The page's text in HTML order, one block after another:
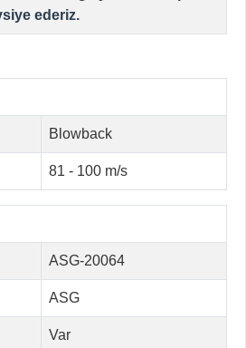
ederiz.
Blowback
81 - 100 m/s
ASG-20064
ASG
Var